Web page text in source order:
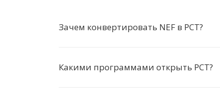
Зачем конвертировать NEF в PCT?
Какими программами открыть PCT?